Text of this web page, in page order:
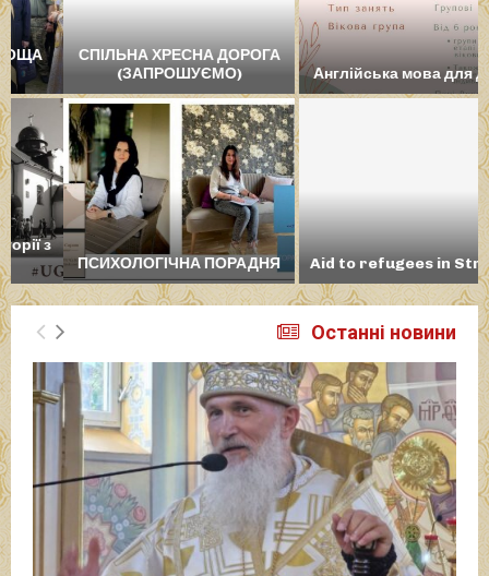
СПІЛЬНА ХРЕСНА ДОРОГА
(ЗАПРОШУЄМО)
Англійська мова для дітей
ПСИХОЛОГІЧНА ПОРАДНЯ Aid to refugees in Stradch
Останні новини